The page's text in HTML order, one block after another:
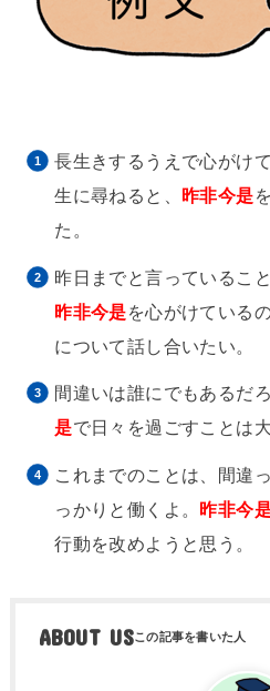
長生きするうえで心がけ
生に尋ねると、 昨非今是
た。
昨日までと言っているこ
昨非今是を心がけている
について話し合いたい。
間違いは誰にでもあるだ
是で日々を過ごすことは大
これまでのことは、間違
っかりと働くよ。 昨非今
行動を改めようと思う。
ABOUT US